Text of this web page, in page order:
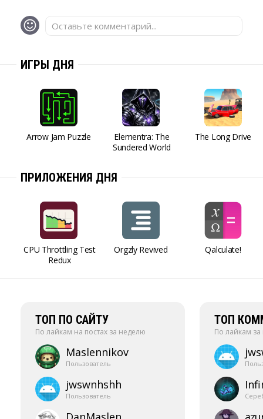
Оставьте комментарий...
ИГРЫ ДНЯ
Arrow Jam Puzzle
Elementra: The
Sundered World
The Long Drive
ПРИЛОЖЕНИЯ ДНЯ
CPU Throttling Test
Redux
Orgzly Revived Qalculate!
ТОП ПО САЙТУ
По лайкам на постах за неделю
Maslennikov
Пользователь
jwswnhshh
Пользователь
ТОП
По лайкам